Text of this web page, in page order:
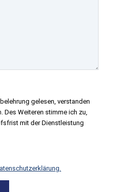
gelesen, verstanden
Des Weiteren stimme ich zu,
mit der Dienstleistung